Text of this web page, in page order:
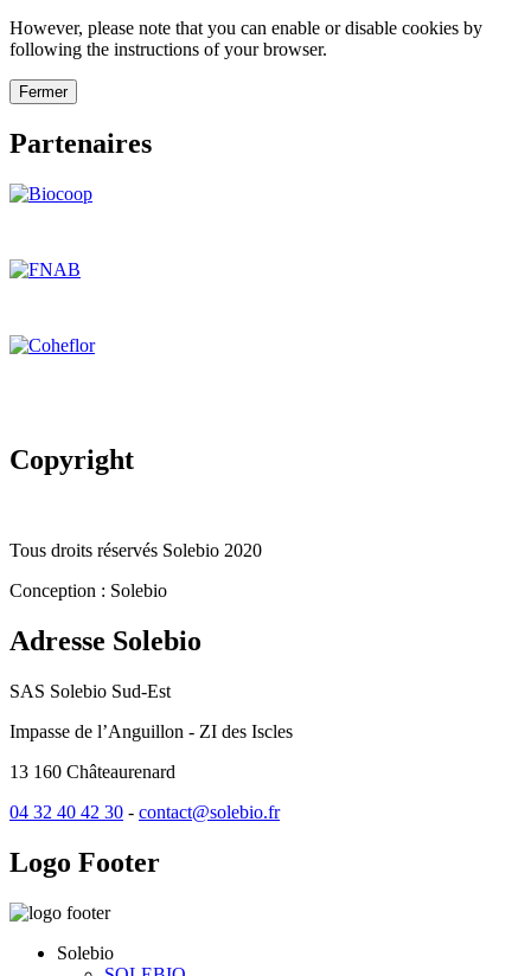
However, please note that you can enable or disable cookies by
following the instructions of your browser.
Fermer
Partenaires
Copyright
Tous droits réservés Solebio 2020
Conception : Solebio
Adresse Solebio
SAS Solebio Sud-Est
Impasse de l’Anguillon - ZI des Iscles
13 160 Châteaurenard
04 32 40 42 30 - contact@solebio.fr
Logo Footer
Solebio